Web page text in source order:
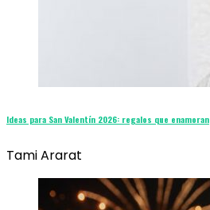
Ideas para San Valentín 2026: regalos que enamoran
Tami Ararat